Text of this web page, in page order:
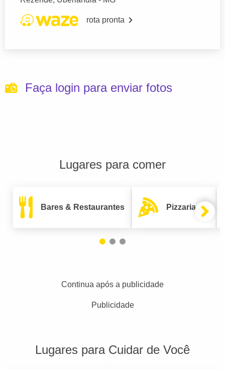
rota pronta
Faça login para enviar fotos
Lugares para comer
Bares & Restaurantes Pizzarias
Continua após a publicidade
Publicidade
Lugares para Cuidar de Você